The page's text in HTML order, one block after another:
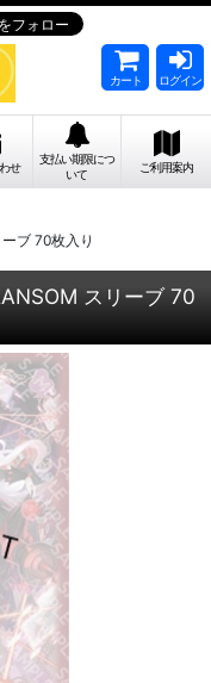
カート ログイン
せ
支払い期限につ
いて
ご利用案内
ブ 70枚入り
スリーブ 70